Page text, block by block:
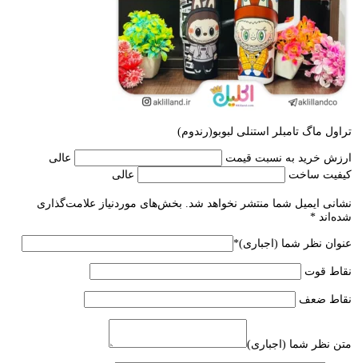
تراول ماگ تامبلر استنلی لبوبو(رندوم)
ارزش خرید به نسبت قیمت
عالی
کیفیت ساخت
عالی
نشانی ایمیل شما منتشر نخواهد شد.
بخش‌های موردنیاز علامت‌گذاری
شده‌اند *
عنوان نظر شما (اجباری)*
نقاط قوت
نقاط ضعف
متن نظر شما (اجباری)